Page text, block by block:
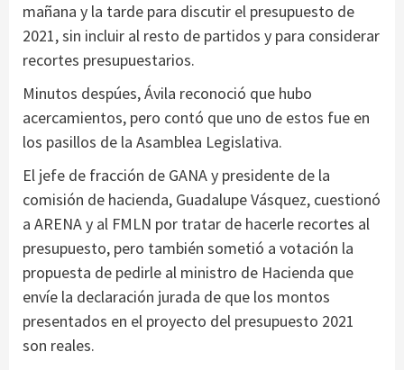
mañana y la tarde para discutir el presupuesto de
2021, sin incluir al resto de partidos y para considerar
recortes presupuestarios.
Minutos despúes, Ávila reconoció que hubo
acercamientos, pero contó que uno de estos fue en
los pasillos de la Asamblea Legislativa.
El jefe de fracción de GANA y presidente de la
comisión de hacienda, Guadalupe Vásquez, cuestionó
a ARENA y al FMLN por tratar de hacerle recortes al
presupuesto, pero también sometió a votación la
propuesta de pedirle al ministro de Hacienda que
envíe la declaración jurada de que los montos
presentados en el proyecto del presupuesto 2021
son reales.